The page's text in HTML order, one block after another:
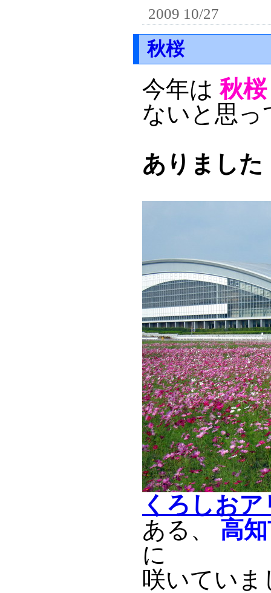
2009 10/27
秋桜
今年は秋桜
ないと思っ
ありました
くろしお
ある、 高
に
咲いていま